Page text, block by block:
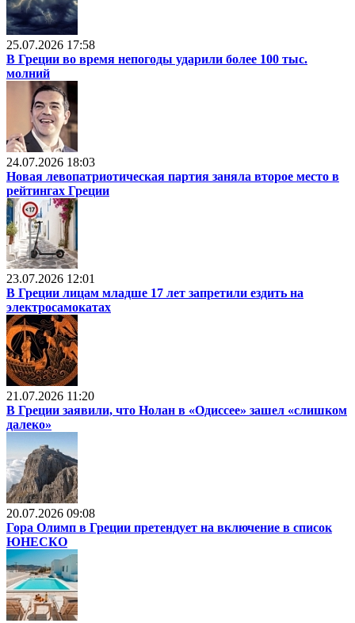
25.07.2026 17:58
В Греции во время непогоды ударили более 100 тыс.
молний
24.07.2026 18:03
Новая левопатриотическая партия заняла второе место в
рейтингах Греции
23.07.2026 12:01
В Греции лицам младше 17 лет запретили ездить на
электросамокатах
21.07.2026 11:20
В Греции заявили, что Нолан в «Одиссее» зашел «слишком
далеко»
20.07.2026 09:08
Гора Олимп в Греции претендует на включение в список
ЮНЕСКО